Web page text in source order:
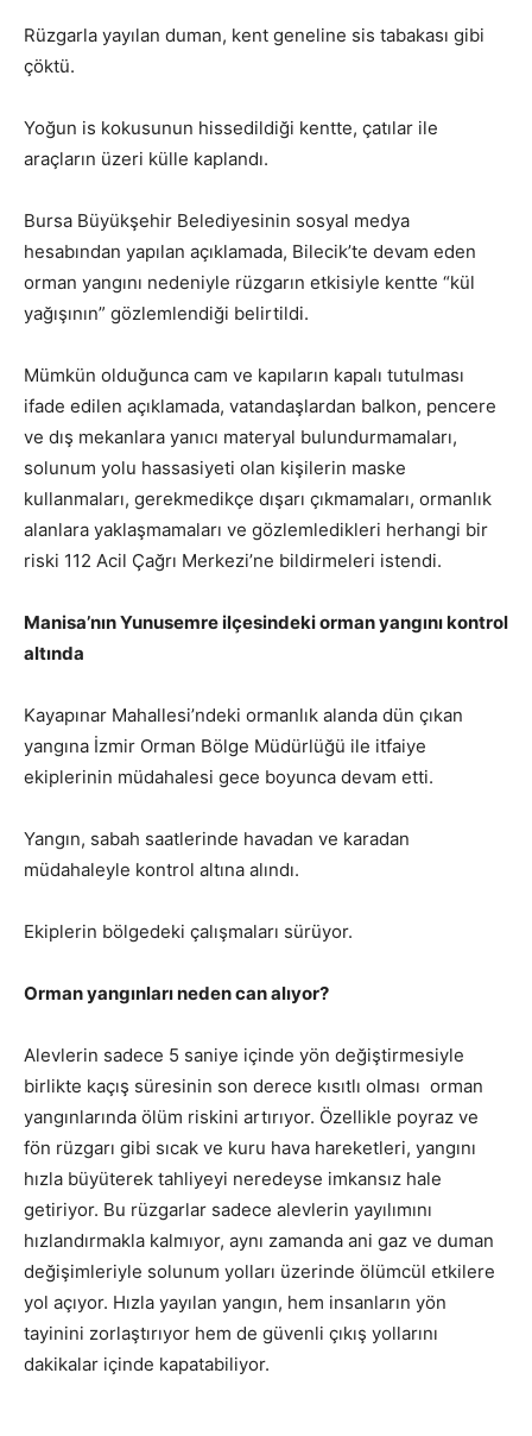
Rüzgarla yayılan duman, kent geneline sis tabakası gibi
çöktü.
Yoğun is kokusunun hissedildiği kentte, çatılar ile
araçların üzeri külle kaplandı.
Bursa Büyükşehir Belediyesinin sosyal medya
hesabından yapılan açıklamada, Bilecik’te devam eden
orman yangını nedeniyle rüzgarın etkisiyle kentte “kül
yağışının” gözlemlendiği belirtildi.
Mümkün olduğunca cam ve kapıların kapalı tutulması
ifade edilen açıklamada, vatandaşlardan balkon, pencere
ve dış mekanlara yanıcı materyal bulundurmamaları,
solunum yolu hassasiyeti olan kişilerin maske
kullanmaları, gerekmedikçe dışarı çıkmamaları, ormanlık
alanlara yaklaşmamaları ve gözlemledikleri herhangi bir
riski 112 Acil Çağrı Merkezi’ne bildirmeleri istendi.
Manisa’nın Yunusemre ilçesindeki orman yangını kontrol
altında
Kayapınar Mahallesi’ndeki ormanlık alanda dün çıkan
yangına İzmir Orman Bölge Müdürlüğü ile itfaiye
ekiplerinin müdahalesi gece boyunca devam etti.
Yangın, sabah saatlerinde havadan ve karadan
müdahaleyle kontrol altına alındı.
Ekiplerin bölgedeki çalışmaları sürüyor.
Orman yangınları neden can alıyor?
Alevlerin sadece 5 saniye içinde yön değiştirmesiyle
birlikte kaçış süresinin son derece kısıtlı olması orman
yangınlarında ölüm riskini artırıyor. Özellikle poyraz ve
fön rüzgarı gibi sıcak ve kuru hava hareketleri, yangını
hızla büyüterek tahliyeyi neredeyse imkansız hale
getiriyor. Bu rüzgarlar sadece alevlerin yayılımını
hızlandırmakla kalmıyor, aynı zamanda ani gaz ve duman
değişimleriyle solunum yolları üzerinde ölümcül etkilere
yol açıyor. Hızla yayılan yangın, hem insanların yön
tayinini zorlaştırıyor hem de güvenli çıkış yollarını
dakikalar içinde kapatabiliyor.